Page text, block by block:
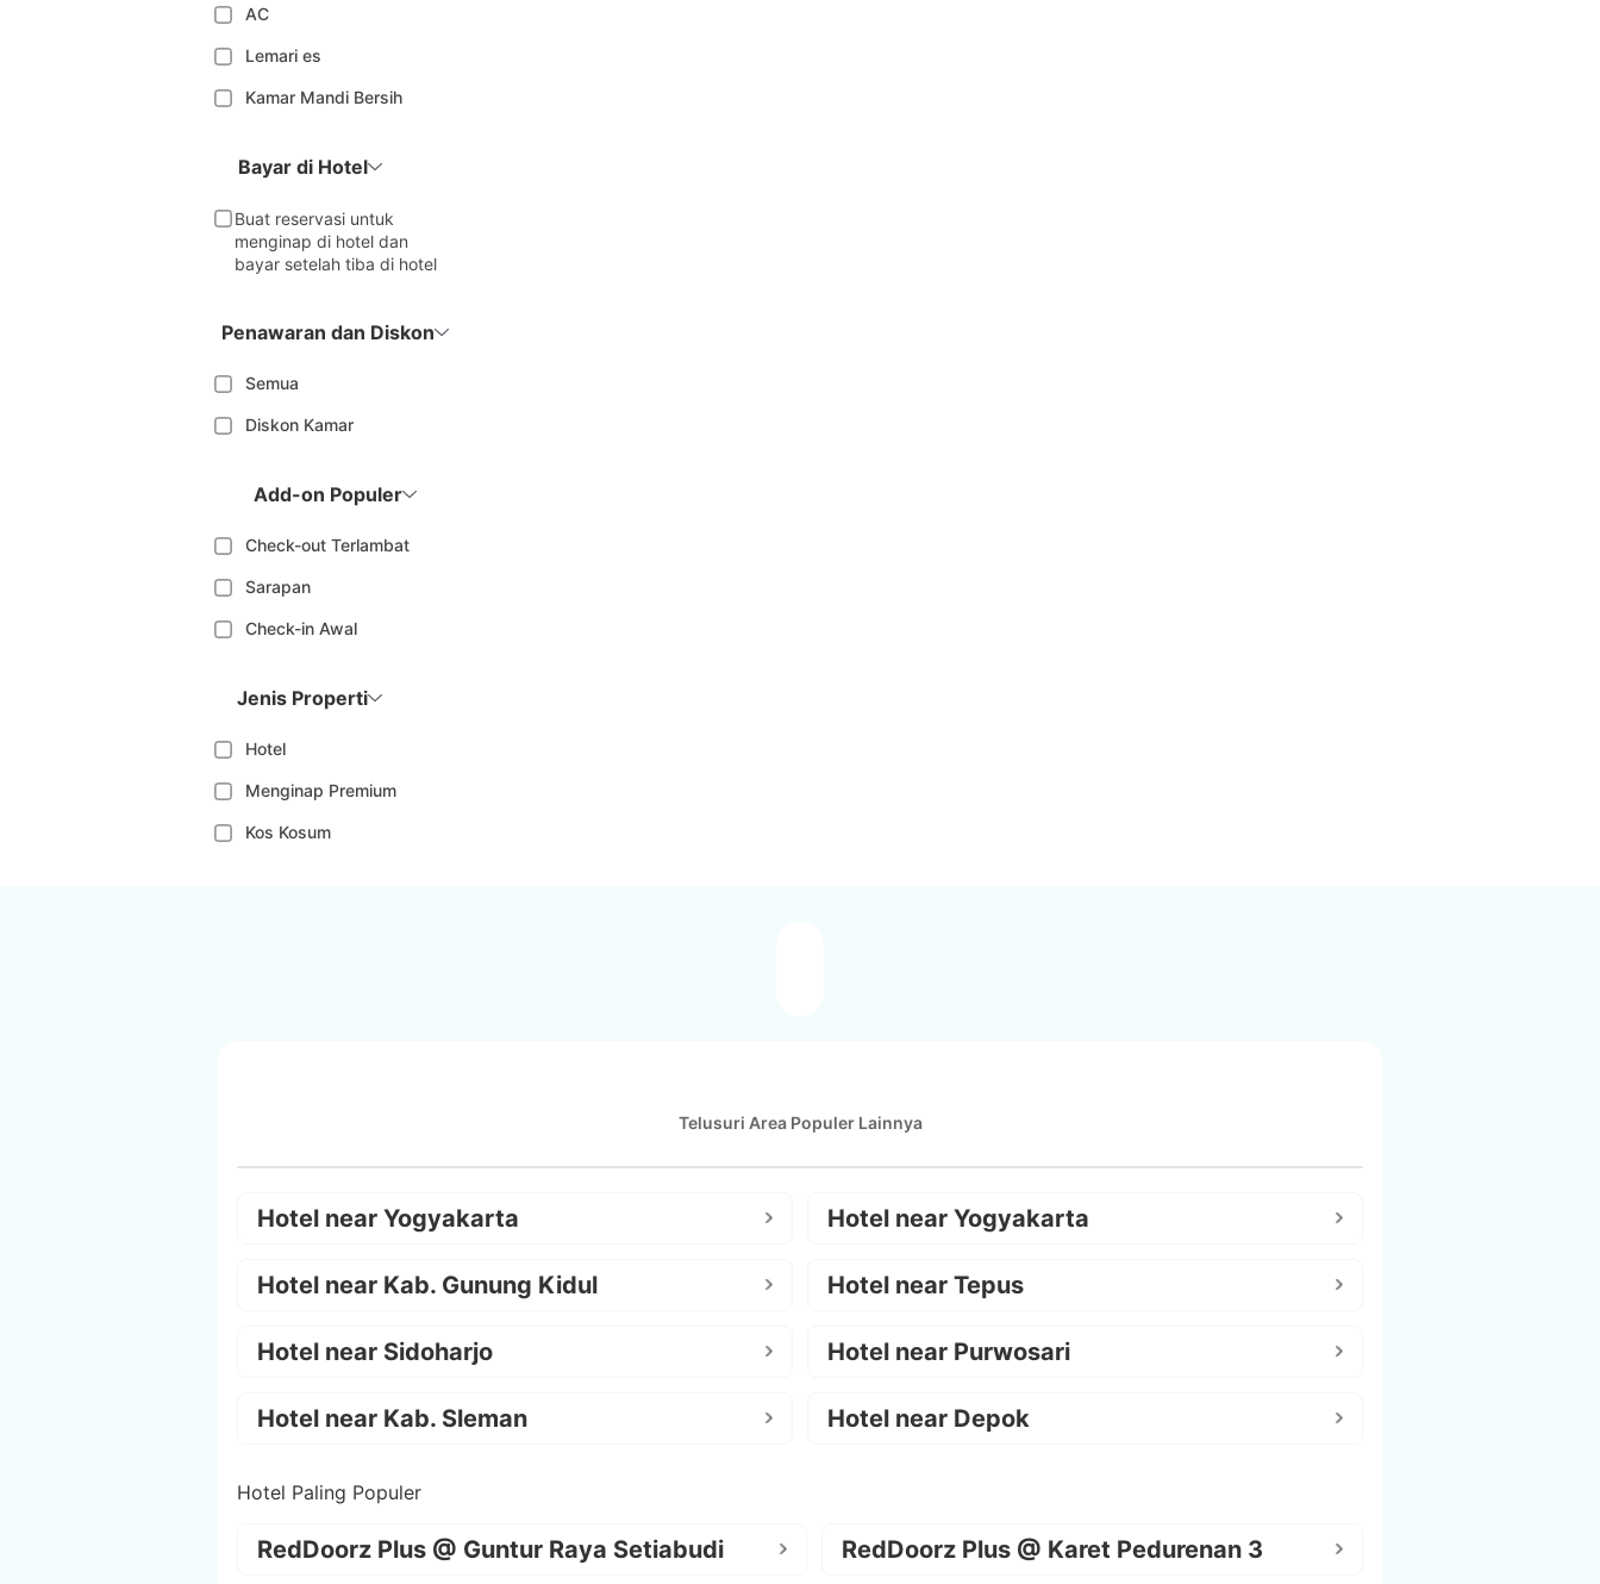
AC
Lemari es
Kamar Mandi Bersih
Bayar di Hotel
Buat reservasi untuk
menginap di hotel dan
bayar setelah tiba di hotel
Penawaran dan Diskon
Semua
Diskon Kamar
Add-on Populer
Check-out Terlambat
Sarapan
Check-in Awal
Jenis Properti
Hotel
Menginap Premium
Kos Kosum
Telusuri Area Populer Lainnya
Hotel near Yogyakarta Hotel near Yogyakarta
Hotel near Kab. Gunung Kidul Hotel near Tepus
Hotel near Sidoharjo Hotel near Purwosari
Hotel near Kab. Sleman Hotel near Depok
Hotel Paling Populer
RedDoorz Plus @ Guntur Raya Setiabudi RedDoorz Plus @ Karet Pedurenan 3